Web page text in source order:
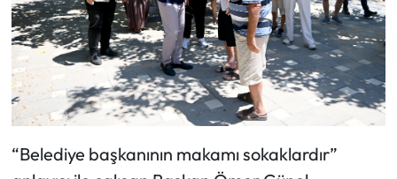
“Belediye başkanının makamı sokaklardır”